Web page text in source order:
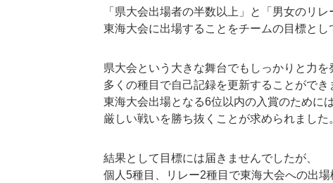
「県大会出場者の半数以上」と「男女のリ
東海大会に出場することをチームの目標とし
県大会という大きな舞台でもしっかりと力を
多くの種目で自己記録を更新することができ
東海大会出場となる6位以内の入賞のためには
厳しい戦いを勝ち抜くことが求められました
結果として目標には届きませんでしたが、
個人5種目、リレー2種目で東海大会への出場